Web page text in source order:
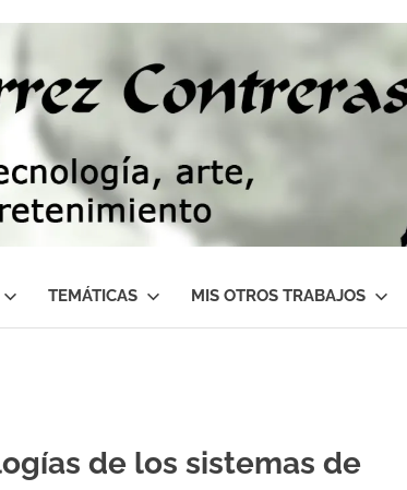
TEMÁTICAS MIS OTROS TRABAJOS
de los sistemas de